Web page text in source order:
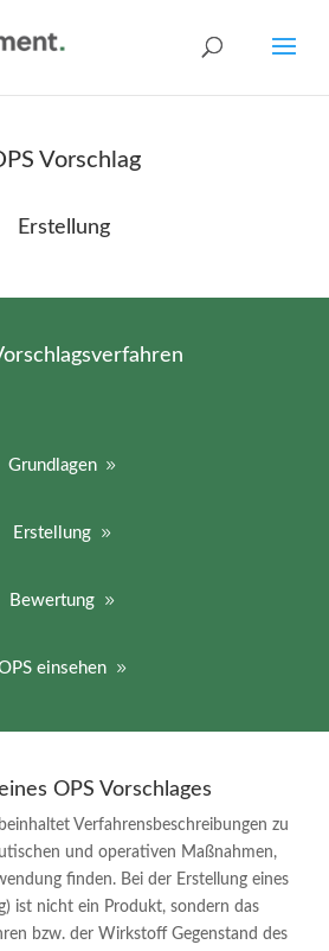
Vorschlag
Erstellung
Grundlagen
Erstellung
Bewertung
einsehen
OPS Vorschlages
Verfahrensbeschreibungen zu
und operativen Maßnahmen,
finden. Bei der Erstellung eines
ist nicht ein Produkt, sondern das
bzw. der Wirkstoff Gegenstand des